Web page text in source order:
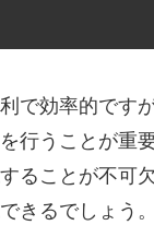
で効率的です
行うことが重
ることが不可
きるでしょう。